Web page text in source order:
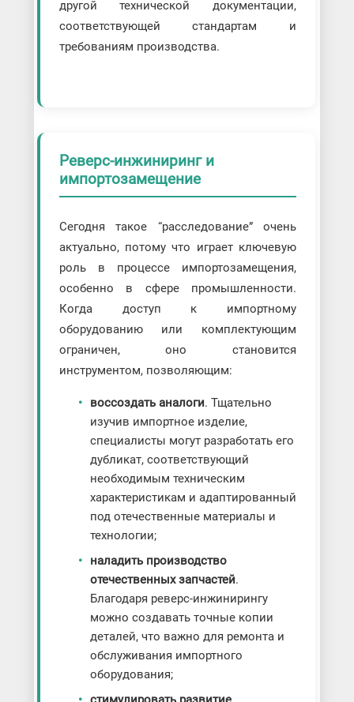
другой технической документации,
соответствующей стандартам и
требованиям производства.
Реверс-инжиниринг и
импортозамещение
Сегодня такое “расследование” очень
актуально, потому что играет ключевую
роль в процессе импортозамещения,
особенно в сфере промышленности.
Когда доступ к импортному
оборудованию или комплектующим
ограничен, оно становится
инструментом, позволяющим:
воссоздать аналоги. Тщательно
изучив импортное изделие,
специалисты могут разработать его
дубликат, соответствующий
необходимым техническим
характеристикам и адаптированный
под отечественные материалы и
технологии;
наладить производство
отечественных запчастей.
Благодаря реверс-инжинирингу
можно создавать точные копии
деталей, что важно для ремонта и
обслуживания импортного
оборудования;